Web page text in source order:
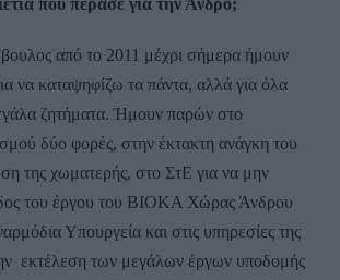
που πέρασε για την Άνδρο;
από το 2011 μέχρι σήμερα ήμουν
να καταψηφίζω τα πάντα, αλλά για όλα
ζητήματα. Ήμουν παρών στο
δύο φορές, στην έκτακτη ανάγκη του
της χωματερής, στο ΣτΕ για να μην
του έργου του ΒΙΟΚΑ Χώρας Άνδρου
Υπουργεία και στις υπηρεσίες της
εκτέλεση των μεγάλων έργων υποδομής